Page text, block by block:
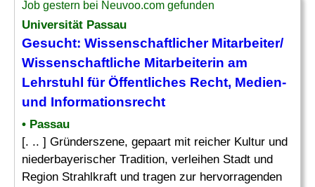
Job gestern bei Neuvoo.com gefunden
Universität Passau
Gesucht: Wissenschaftlicher Mitarbeiter/
Wissenschaftliche Mitarbeiterin am
Lehrstuhl für Öffentliches Recht, Medien-
und Informationsrecht
• Passau
[. .. ] Gründerszene, gepaart mit reicher Kultur und
niederbayerischer Tradition, verleihen Stadt und
Region Strahlkraft und tragen zur hervorragenden